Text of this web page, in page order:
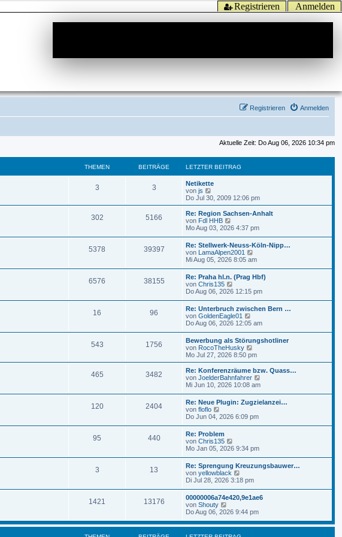
Anmelden
Registrieren
Anmelden
Registrieren
Aktuelle Zeit: Do Aug 06, 2026 10:34 pm
THEMEN BEITRÄGE LETZTER BEITRAG
3 3
Netikette
von js
e
u
e
s
t
B
e
i
t
r
a
g
Do Jul 30, 2009 12:06 pm
302 5166
Re: Region Sachsen-Anhalt
von Fdl HHB
e
e
s
t
e
r
B
e
i
t
r
a
g
Mo Aug 03, 2026 4:37 pm
5378 39397
Re: Stellwerk-Neuss-Köln-Nipp…
von LamaAlpen2001
e
e
s
e
r
B
i
t
r
a
g
Mi Aug 05, 2026 8:05 am
6576 38155
Re: Praha hl.n. (Prag Hbf)
von Chris135
e
s
t
e
r
B
e
i
t
r
a
g
Do Aug 06, 2026 12:15 pm
16 96
Re: Unterbruch zwischen Bern …
von GoldenEagle01
e
s
t
e
B
e
i
t
r
g
Do Aug 06, 2026 12:05 am
543 1756
Bewerbung als Störungshotliner
von RocoTheHusky
e
u
e
s
t
B
i
t
g
Mo Jul 27, 2026 8:50 pm
465 3482
Re: Konferenzräume bzw. Quass…
von JoelderBahnfahrer
e
s
r
t
r
a
Mi Jun 10, 2026 10:08 am
120 2404
Re: Neue Plugin: Zugzielanzei…
von floflo
e
s
t
e
r
B
e
i
t
r
a
g
Do Jun 04, 2026 6:09 pm
95 440
Re: Problem
von Chris135
e
e
s
t
e
r
B
i
t
r
a
Mo Jan 05, 2026 9:34 pm
3 13
Re: Sprengung Kreuzungsbauwer…
von yellowblack
e
e
s
e
r
Di Jul 28, 2026 3:18 pm
1421 13176
00000006a74e420,9e1ae6
von Shouty
e
e
Do Aug 06, 2026 9:44 pm